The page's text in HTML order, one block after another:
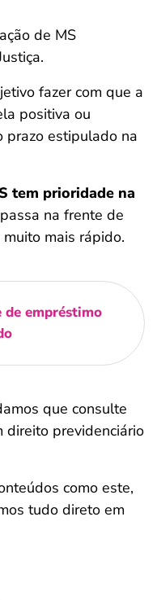
de MS
fazer com que a
positiva ou
prazo estipulado na
tem prioridade na
na frente de
mais rápido.
empréstimo
que consulte
direito previdenciário
como este,
tudo direto em